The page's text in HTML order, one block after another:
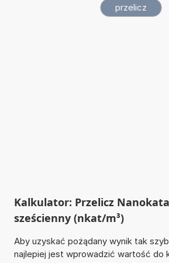
Kalkulator: Przelicz
sześcienny (nkat/m³)
Aby uzyskać pożądany wynik tak
najlepiej jest wprowadzić wartość do